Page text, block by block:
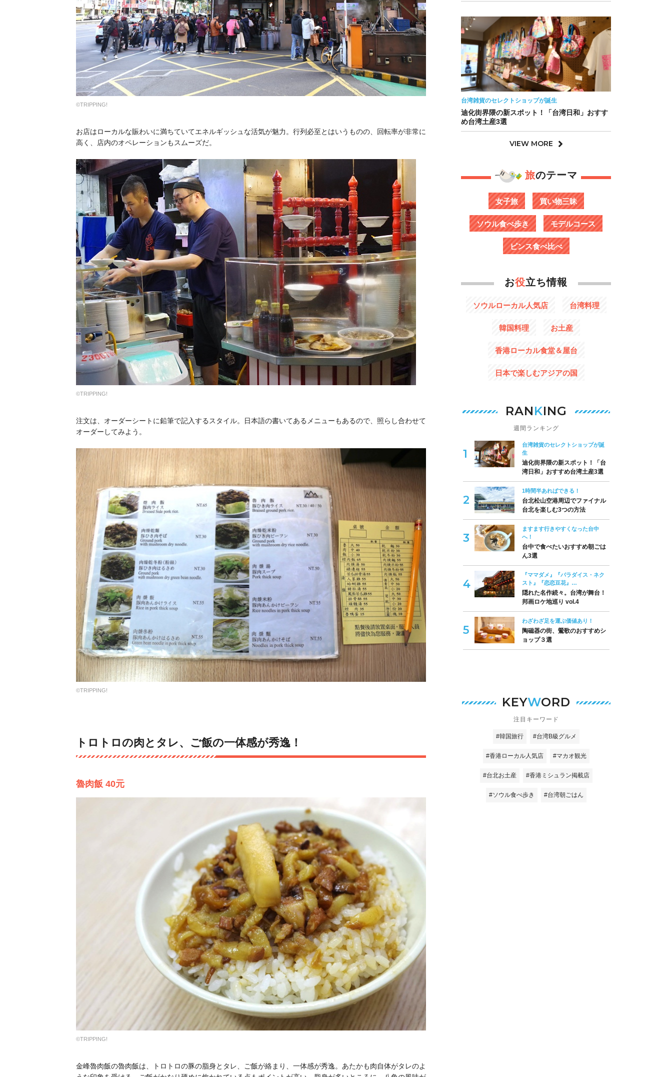
©TRIPPING!
お店はローカルな賑わいに満ちていてエネルギッシュな活気が魅力。行列必至とはいうものの、回転率が非常に
高く、店内のオペレーションもスムーズだ。
©TRIPPING!
注文は、オーダーシートに鉛筆で記入するスタイル。日本語の書いてあるメニューもあるので、照らし合わせて
オーダーしてみよう。
©TRIPPING!
トロトロの肉とタレ、ご飯の一体感が秀逸！
魯肉飯 40元
©TRIPPING!
金峰魯肉飯の魯肉飯は、トロトロの豚の脂身とタレ、ご飯が絡まり、一体感が秀逸。あたかも肉自体がタレのよ
台湾雑貨のセレクトショップが誕生
迪化街界隈の新スポット！「台湾日和」おすす
め台湾土産3選
VIEW MORE
旅のテーマ
女子旅 買い物三昧
ソウル食べ歩き モデルコース
ピンス食べ比べ
お役立ち情報
ソウルローカル人気店 台湾料理
韓国料理 お土産
香港ローカル食堂＆屋台
日本で楽しむアジアの国
RANKING
週間ランキング
台湾雑貨のセレクトショップが誕
生
迪化街界隈の新スポット！「台
湾日和」おすすめ台湾土産3選
1時間半あればできる！
台北松山空港周辺でファイナル
台北を楽しむ3つの方法
ますます行きやすくなった台中
へ！
台中で食べたいおすすめ朝ごは
ん3選
『ママダメ』『パラダイス・ネク
スト』『恋恋豆花』…
隠れた名作続々。台湾が舞台！
邦画ロケ地巡り vol.4
わざわざ足を運ぶ価値あり！
陶磁器の街、鶯歌のおすすめシ
ョップ３選
KEYWORD
注目キーワード
#韓国旅行 #台湾B級グルメ
#香港ローカル人気店 #マカオ観光
#台北お土産 #香港ミシュラン掲載店
#ソウル食べ歩き #台湾朝ごはん